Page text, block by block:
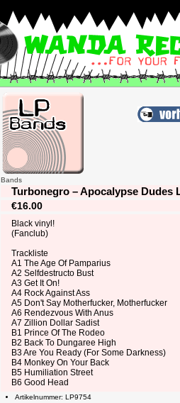
Bands
Turbonegro ‎– Apocalypse Dudes
€16.00
Black vinyl!
(Fanclub)
Trackliste
A1 The Age Of Pamparius
A2 Selfdestructo Bust
A3 Get It On!
A4 Rock Against Ass
A5 Don't Say Motherfucker, Motherfucker
A6 Rendezvous With Anus
A7 Zillion Dollar Sadist
B1 Prince Of The Rodeo
B2 Back To Dungaree High
B3 Are You Ready (For Some Darkness)
B4 Monkey On Your Back
B5 Humiliation Street
B6 Good Head
Artikelnummer: LP9754